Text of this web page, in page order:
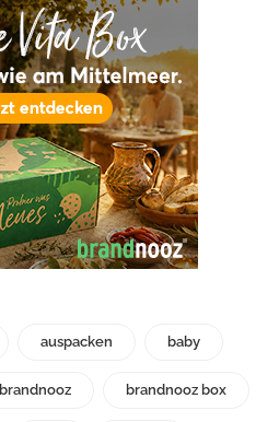
auspacken baby
brandnooz brandnooz box